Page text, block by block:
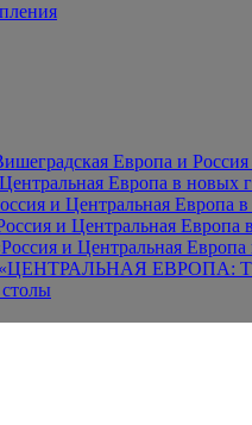
Европа и
Европа в новых
и Центральная Европа
и Центральная Европа
и Центральная Европа